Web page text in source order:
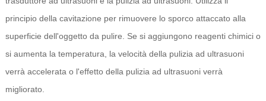
principio della cavitazione per rimuovere lo sporco attaccato alla
superficie dell'oggetto da pulire. Se si aggiungono reagenti chimici o
si aumenta la temperatura, la velocità della pulizia ad ultrasuoni
verrà accelerata o l'effetto della pulizia ad ultrasuoni verrà
migliorato.